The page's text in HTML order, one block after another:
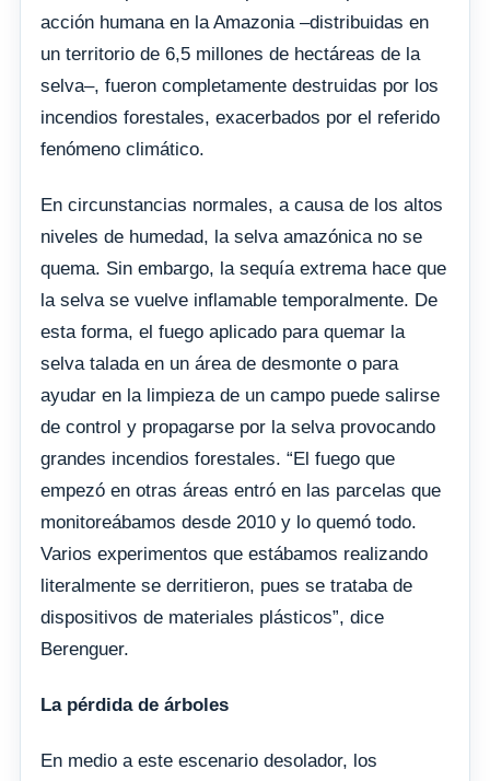
acción humana en la Amazonia –distribuidas en
un territorio de 6,5 millones de hectáreas de la
selva–, fueron completamente destruidas por los
incendios forestales, exacerbados por el referido
fenómeno climático.
En circunstancias normales, a causa de los altos
niveles de humedad, la selva amazónica no se
quema. Sin embargo, la sequía extrema hace que
la selva se vuelve inflamable temporalmente. De
esta forma, el fuego aplicado para quemar la
selva talada en un área de desmonte o para
ayudar en la limpieza de un campo puede salirse
de control y propagarse por la selva provocando
grandes incendios forestales. “El fuego que
empezó en otras áreas entró en las parcelas que
monitoreábamos desde 2010 y lo quemó todo.
Varios experimentos que estábamos realizando
literalmente se derritieron, pues se trataba de
dispositivos de materiales plásticos”, dice
Berenguer.
La pérdida de árboles
En medio a este escenario desolador, los